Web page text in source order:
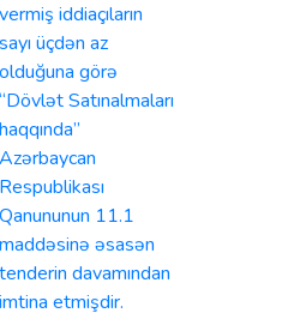
vermiş iddiaçıların
sayı üçdən az
olduğuna görə
“Dövlət Satınalmaları
haqqında”
Azərbaycan
Respublikası
Qanununun 11.1
maddəsinə əsasən
tenderin davamından
imtina etmişdir.